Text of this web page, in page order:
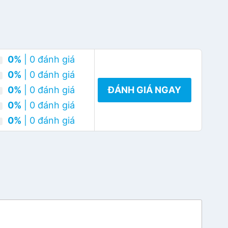
0% | 0 đánh giá
0% | 0 đánh giá
0% | 0 đánh giá
0% | 0 đánh giá
0% | 0 đánh giá
ĐÁNH GIÁ NGAY